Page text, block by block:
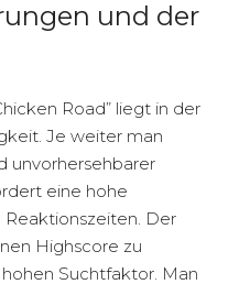
und der
Road” liegt in der
Je weiter man
unvorhersehbarer
eine hohe
Reaktionszeiten. Der
Highscore zu
Suchtfaktor. Man